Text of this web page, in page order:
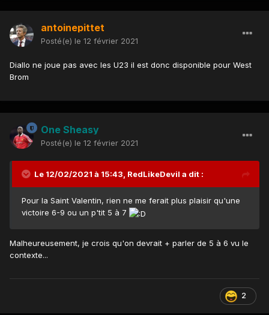
antoinepittet
Posté(e) le 12 février 2021
Diallo ne joue pas avec les U23 il est donc disponible pour West
Brom
One Sheasy
Posté(e) le 12 février 2021
Le 12/02/2021 à 15:43, RedLikeDevil a dit :
Pour la Saint Valentin, rien ne me ferait plus plaisir qu'une
victoire 6-9 ou un p'tit 5 à 7
Malheureusement, je crois qu'on devrait + parler de 5 à 6 vu le
contexte...
2